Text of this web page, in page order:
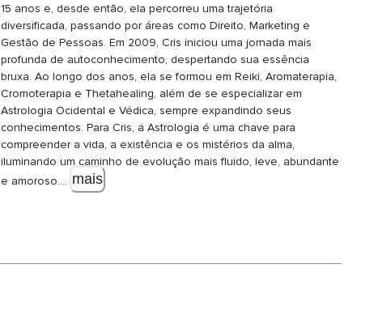
15 anos e, desde então, ela percorreu uma trajetória
diversificada, passando por áreas como Direito, Marketing e
Gestão de Pessoas. Em 2009, Cris iniciou uma jornada mais
profunda de autoconhecimento, despertando sua essência
bruxa. Ao longo dos anos, ela se formou em Reiki, Aromaterapia,
Cromoterapia e Thetahealing, além de se especializar em
Astrologia Ocidental e Védica, sempre expandindo seus
conhecimentos. Para Cris, a Astrologia é uma chave para
compreender a vida, a existência e os mistérios da alma,
iluminando um caminho de evolução mais fluido, leve, abundante
e amoroso.... mais